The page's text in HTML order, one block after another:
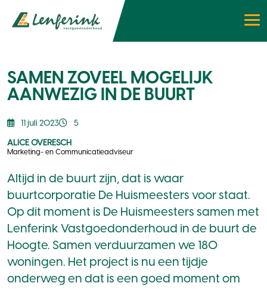
SAMEN ZOVEEL MOGELIJK
AANWEZIG IN DE BUURT
ALICE OVERESCH
Marketing- en Communicatieadviseur
11 juli 2023 5
Altijd in de buurt zijn, dat is waar
buurtcorporatie De Huismeesters voor staat.
Op dit moment is De Huismeesters samen met
Lenferink Vastgoedonderhoud in de buurt de
Hoogte. Samen verduurzamen we 180
woningen. Het project is nu een tijdje
onderweg en dat is een goed moment om